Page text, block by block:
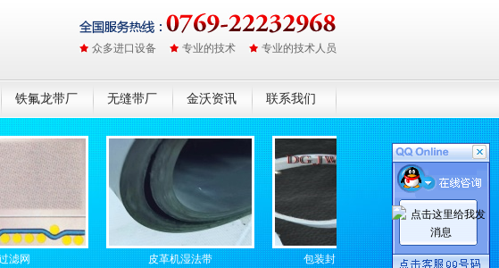
众多进口设备 专业的技术 专业的技术人员
铁氟龙带厂 无缝带厂 金沃资讯 联系我们
皮革机湿法带 包装封口机硅胶带 防静电无缝高